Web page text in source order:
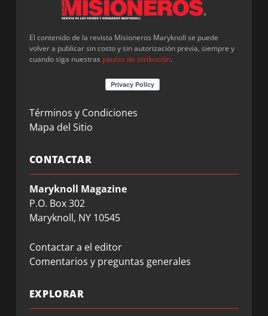
El contenido de la revista Misioneros Maryknoll se puede
volver a publicar sin costo y sin autorización previa, siempre y
cuando siga nuestras pautas de atribución.
Términos y Condiciones
Mapa del Sitio
CONTACTAR
Maryknoll Magazine
P.O. Box 302
Maryknoll, NY 10545
Contactar a el editor
Comentarios y preguntas generales
EXPLORAR